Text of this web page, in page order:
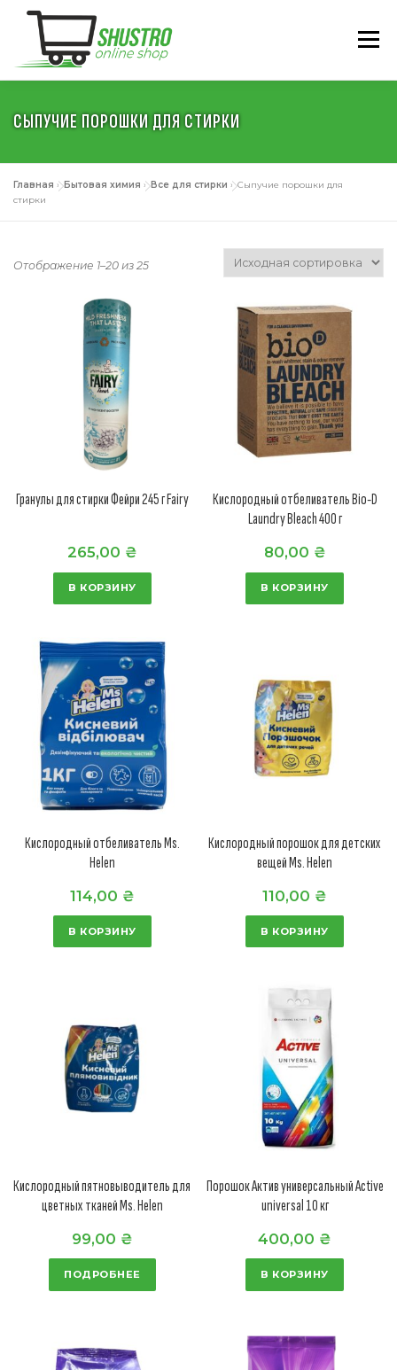
Перейти
содержимому
Меню
ГЛАВНАЯ О НАС КАТАЛОГ
КОНТАКТЫ
СЫПУЧИЕ ПОРОШКИ ДЛЯ СТИРКИ
Главная »Бытовая химия »Все для стирки »Сыпучие порошки для
стирки
Отображение 1–20 из 25
Гранулы для стирки Фейри 245 г Fairy
265,00 ₴
В КОРЗИНУ
Кислородный отбеливатель Bio-D
Laundry Bleach 400 г
80,00 ₴
В КОРЗИНУ
Кислородный отбеливатель Ms.
Helen
114,00 ₴
В КОРЗИНУ
Кислородный порошок для детских
вещей Ms. Helen
110,00 ₴
В КОРЗИНУ
Кислородный пятновыводитель для
цветных тканей Ms. Helen
99,00 ₴
ПОДРОБНЕЕ
Порошок Актив универсальный Active
universal 10 кг
400,00 ₴
В КОРЗИНУ